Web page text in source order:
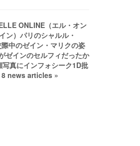
ONLINE（エル・オン
ン）パリのシャルル・
中のゼイン・マリクの姿
ゼインのセルフィだったか
真にインフォシーク1D批
8 news articles »